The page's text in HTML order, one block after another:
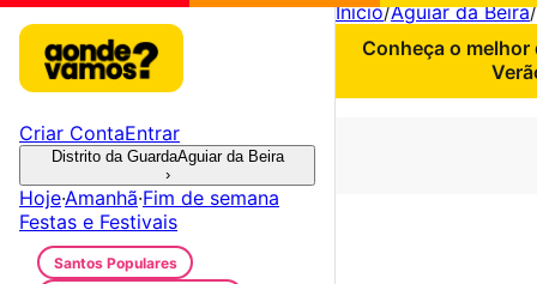
Início/Aguiar da Beira/
Conheça o melhor
Criar ContaEntrar
Distrito da GuardaAguiar da Beira
›
Hoje·Amanhã·Fim de semana
Festas e Festivais
Santos Populares